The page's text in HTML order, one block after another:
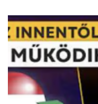
Blog
Rólunk
Kapcsolat
Karrier